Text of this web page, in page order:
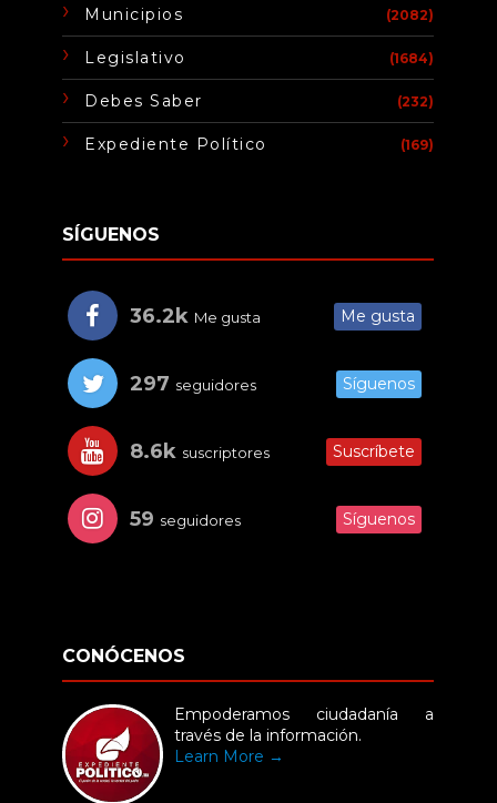
Municipios (2082)
Legislativo (1684)
Debes Saber (232)
Expediente Político (169)
SÍGUENOS
36.2k Me gusta Me gusta
297 seguidores Síguenos
8.6k suscriptores Suscríbete
59 seguidores Síguenos
CONÓCENOS
Empoderamos ciudadanía a
través de la información.
Learn More →